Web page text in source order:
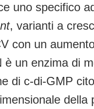
uno specifico
, varianti a
con un
un enzima di
di c-di-GMP
della